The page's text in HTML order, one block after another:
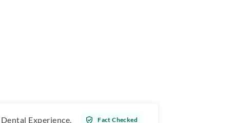
Experience. Fact Checked